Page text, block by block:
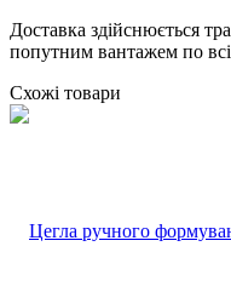
Доставка здійснюється
попутним вантажем по
Схожі товари